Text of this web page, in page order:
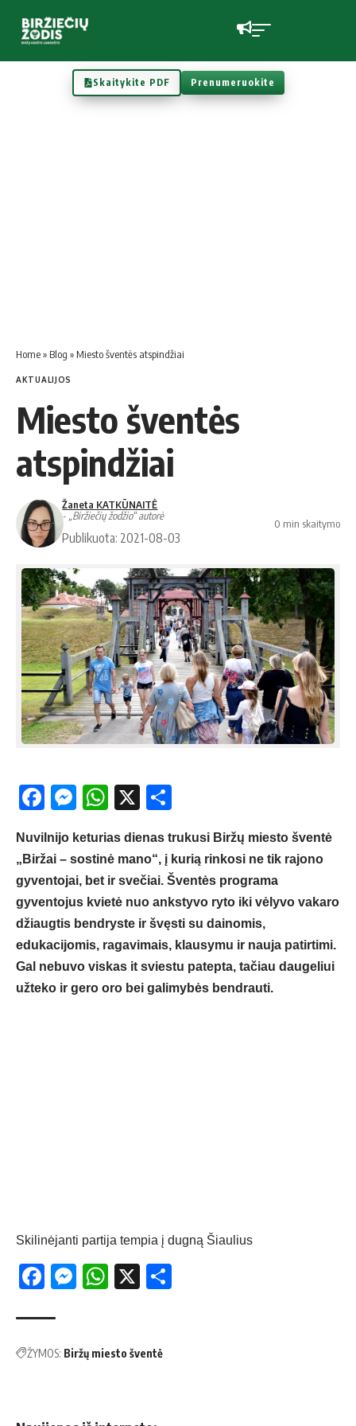
Skaitykite PDF Prenumeruokite
Home» Blog » Mies­to šven­tės atspindžiai
AKTUALIJOS
Mies­to šven­tės
atspindžiai
Žaneta KATKŪNAITĖ
- „Biržiečių žodžio“ autorė
Publikuota: 2021-08-03
0 min skaitymo
Facebook
Messenger
WhatsApp
X
Nuvilnijo keturias dienas trukusi Biržų miesto šventė
„Biržai – sostinė mano“, į kurią rinkosi ne tik rajono
gyventojai, bet ir svečiai. Šventės programa
gyventojus kvietė nuo ankstyvo ryto iki vėlyvo vakaro
džiaugtis bendryste ir švęsti su dainomis,
edukacijomis, ragavimais, klausymu ir nauja patirtimi.
Gal nebuvo viskas it sviestu patepta, tačiau daugeliui
užteko ir gero oro bei galimybės bendrauti.
Skilinėjanti partija tem­pia į dug­ną Šiaulius
Facebook
Messenger
WhatsApp
X
ŽYMOS: Biržų miesto šventė